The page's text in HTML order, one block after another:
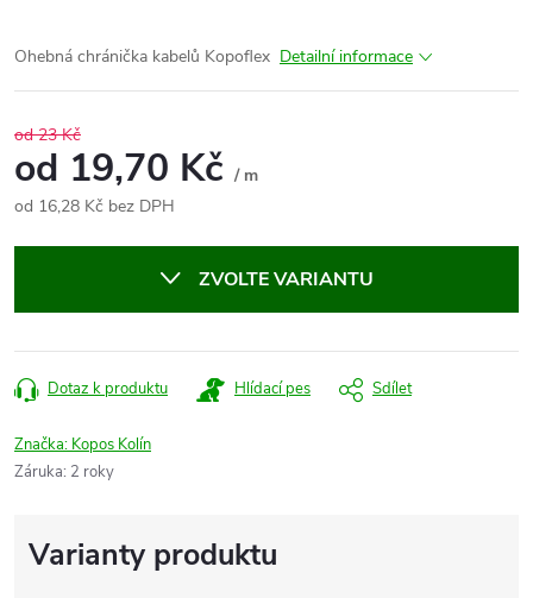
Ohebná chránička kabelů Kopoflex Detailní informace
od 23 Kč
od 19,70 Kč / m
od 16,28 Kč bez DPH
ZVOLTE VARIANTU
Dotaz k produktu Hlídací pes Sdílet
Značka: Kopos Kolín
Záruka: 2 roky